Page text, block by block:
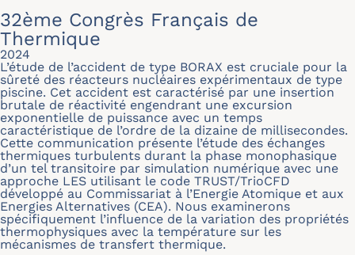
32ème Congrès Français de
Thermique
2024
L’étude de l’accident de type BORAX est cruciale pour la
sûreté des réacteurs nucléaires expérimentaux de type
piscine. Cet accident est caractérisé par une insertion
brutale de réactivité engendrant une excursion
exponentielle de puissance avec un temps
caractéristique de l’ordre de la dizaine de millisecondes.
Cette communication présente l’étude des échanges
thermiques turbulents durant la phase monophasique
d’un tel transitoire par simulation numérique avec une
approche LES utilisant le code TRUST/TrioCFD
développé au Commissariat à l’Energie Atomique et aux
Energies Alternatives (CEA). Nous examinerons
spécifiquement l’influence de la variation des propriétés
thermophysiques avec la température sur les
mécanismes de transfert thermique.